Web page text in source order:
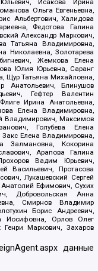
Исакова Ирина
Ольга Евгеньевна,
Альбертович, Халидова
Федотова Галина
Александр Маркович,
Татьяна Владимировна,
Николаевна, Золотарева
Жемкова Елена
Юлия Юрьевна, Саранг
Щур Татьяна Михайловна,
Анатольевич, Блинушов
Гефтер Валентин
Ирина Анатольевна,
Елена Владимировна,
Владимирович, Максимов
Голубева Елена
Закс Елена Владимировна,
Залмановна, Кокорина
Арапова Галина
Вадим Юрьевич,
Васильевич, Протасова
Лукашевский Сергей
Ефимович, Сухих
Добровольская Анна
Смирнов Владимир
Борис Андреевич,
Иосифовна, Орлов Олег
Маркович, Захаров
данные